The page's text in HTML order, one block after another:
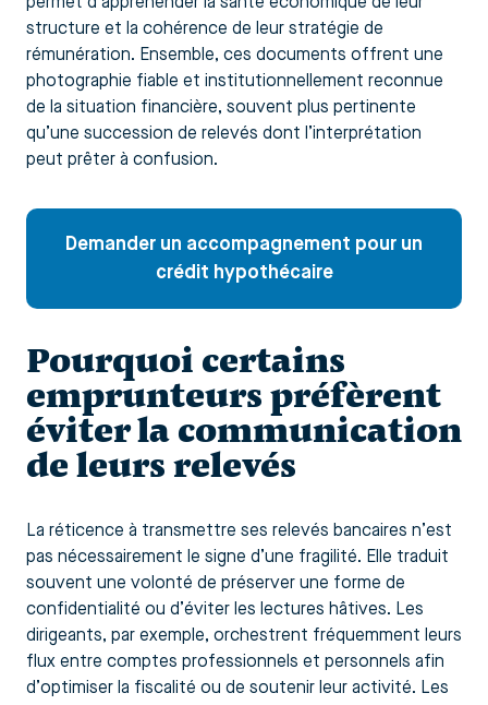
structure et la cohérence de leur stratégie de
rémunération. Ensemble, ces documents offrent une
photographie fiable et institutionnellement reconnue
de la situation financière, souvent plus pertinente
qu’une succession de relevés dont l’interprétation
peut prêter à confusion.
Demander un accompagnement pour un
crédit hypothécaire
Pourquoi certains
emprunteurs préfèrent
éviter la communication
de leurs relevés
La réticence à transmettre ses relevés bancaires n’est
pas nécessairement le signe d’une fragilité. Elle traduit
souvent une volonté de préserver une forme de
confidentialité ou d’éviter les lectures hâtives. Les
dirigeants, par exemple, orchestrent fréquemment leurs
flux entre comptes professionnels et personnels afin
d’optimiser la fiscalité ou de soutenir leur activité. Les